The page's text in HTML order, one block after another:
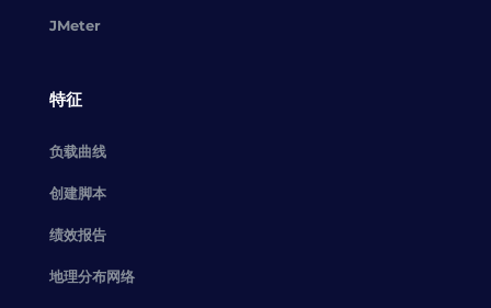
JMeter
特征
负载曲线
创建脚本
绩效报告
地理分布网络